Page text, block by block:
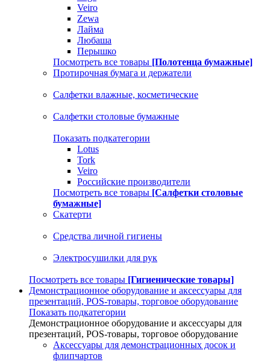
Veiro
Zewa
Лайма
Любаша
Перышко
Посмотреть все товары [Полотенца бумажные]
Протирочная бумага и держатели
Салфетки влажные, косметические
Салфетки столовые бумажные
Показать подкатегории
Lotus
Tork
Veiro
Российские производители
Посмотреть все товары [Салфетки столовые
бумажные]
Скатерти
Средства личной гигиены
Электросушилки для рук
Посмотреть все товары [Гигиенические товары]
Демонстрационное оборудование и аксессуары для
презентаций, POS-товары, торговое оборудование
Показать подкатегории
Демонстрационное оборудование и аксессуары для
презентаций, POS-товары, торговое оборудование
Аксессуары для демонстрационных досок и
флипчартов